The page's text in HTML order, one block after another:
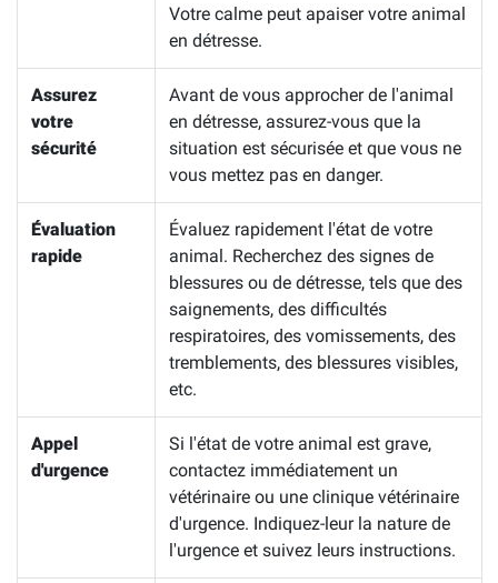
Votre calme peut apaiser votre animal
en détresse.
Assurez
votre
sécurité
Avant de vous approcher de l'animal
en détresse, assurez-vous que la
situation est sécurisée et que vous ne
vous mettez pas en danger.
Évaluation
rapide
Évaluez rapidement l'état de votre
animal. Recherchez des signes de
blessures ou de détresse, tels que des
saignements, des difficultés
respiratoires, des vomissements, des
tremblements, des blessures visibles,
etc.
Appel
d'urgence
Si l'état de votre animal est grave,
contactez immédiatement un
vétérinaire ou une clinique vétérinaire
d'urgence. Indiquez-leur la nature de
l'urgence et suivez leurs instructions.